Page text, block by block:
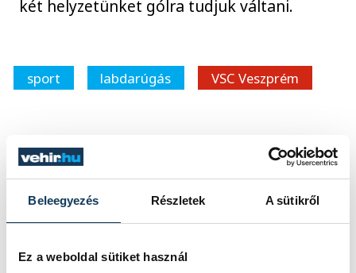
Beleegyezés Részletek A sütikről
Ez a weboldal sütiket használ
két helyzetünket gólra tudjuk váltani.
sport labdarúgás VSC Veszprém
vehir.hu